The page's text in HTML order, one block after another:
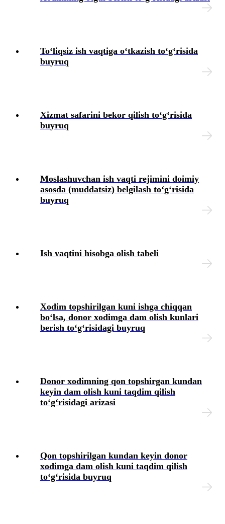
Toʻliqsiz ish vaqtiga oʻtkazish toʻgʻrisida
buyruq
Xizmat safarini bekor qilish toʻgʻrisida
buyruq
Moslashuvchan ish vaqti rejimini doimiy
asosda (muddatsiz) belgilash toʻgʻrisida
buyruq
Ish vaqtini hisobga olish tabeli
Xodim topshirilgan kuni ishga chiqqan
boʻlsa, donor хodimga dam olish kunlari
berish toʻgʻrisidagi buyruq
Donor хodimning qon topshirgan kundan
keyin dam olish kuni taqdim qilish
toʻgʻrisidagi arizasi
Qon topshirilgan kundan keyin donor
хodimga dam olish kuni taqdim qilish
toʻgʻrisida buyruq